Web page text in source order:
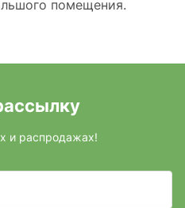
помещения.
и распродажах!